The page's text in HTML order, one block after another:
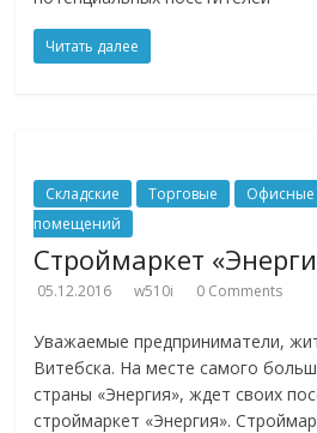
Читать далее
Складские Торговые Офисные
помещений
Строймаркет
05.12.2016 w510i 0 Comments
Уважаемые предприниматели,
Витебска. На месте самого
страны «Энергия», ждет своих
строймаркет «Энергия».